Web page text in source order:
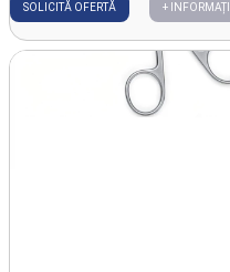
SOLICITĂ OFERTĂ + INFORMAȚII